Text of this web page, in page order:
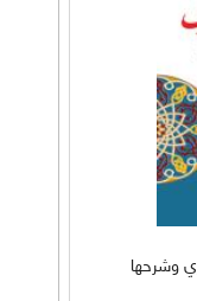
وشرحها